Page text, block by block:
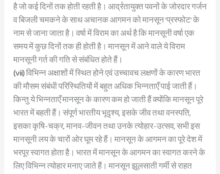
है जो कई दिनों तक होती रहती है। आर्द्रतायुक्त पवनों के जोरदार गर्जन
व बिजली चमकने के साथ अचानक आगमन को मानसून ‘प्रस्फोट’ के
नाम से जाना जाता है। वर्षा में विराम का अर्थ है कि मानसूनी वर्षा एक
समय में कुछ दिनों तक ही होती है। मानसून में आने वाले ये विराम
मानसूनी गर्त की गति से संबंधित होते हैं।
(vii)विभिन्न अक्षाशों में स्थित होने एवं उच्चावच लक्षणों के कारण भारत
की मौसम संबंधी परिस्थितियों में बहुत अधिक भिन्नताएँ पाई जाती हैं।
किन्तु ये भिन्नताएँ मानसून के कारण कम हो जाती हैं क्योंकि मानसून पूरे
भारत में बहती हैं। संपूर्ण भारतीय भूदृश्य, इसके जीव तथा वनस्पति,
इसका कृषि-चक्र, मानव-जीवन तथा उनके त्योहार-उत्सव, सभी इस
मानसूनी लय के चारों ओर घूम रहे हैं। मानसून के आगमन का पूरे देश में
भरपूर स्वागत होता है। भारत में मानसून के आगमन का स्वागत करने के
लिए विभिन्न त्योहार मनाए जाते हैं। मानसून झूलसाती गर्मी से राहत